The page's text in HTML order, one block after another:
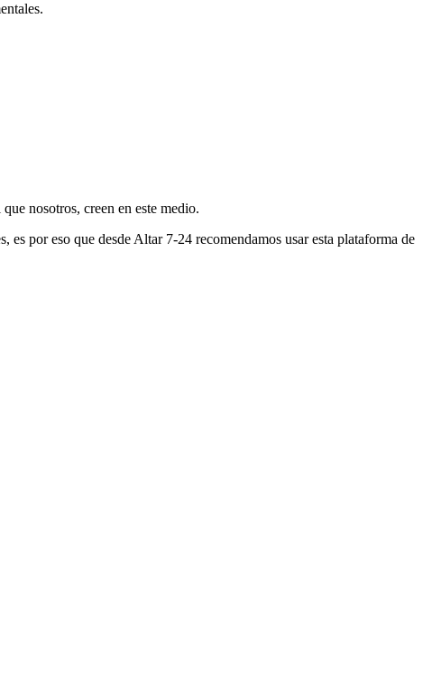
nosotros, creen en este medio.
es por eso que desde Altar 7-24 recomendamos usar esta plataforma de